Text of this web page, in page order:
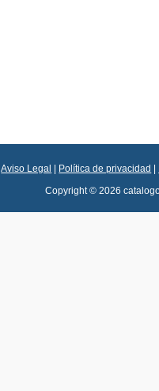
Aviso Legal Política de privacidad
Copyright © 2026